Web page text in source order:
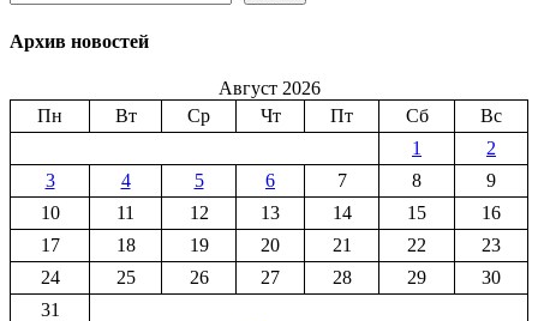
Архив новостей
Август 2026
Пн
Вт Ср Чт Пт Сб
Вс
1
2
3
4 5 6 7 8
9
10
11 12 13 14 15
16
17
18 19 20 21 22
23
24
25 26 27 28 29
30
31